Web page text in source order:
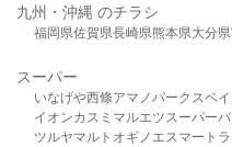
九州・沖縄 のチラシ
福岡県佐賀県長崎県熊本県大分県
スーパー
いなげや西條アマノパークスベ
イオンカスミ マルエツスーパー
ツルヤマルト オギノ エスマート